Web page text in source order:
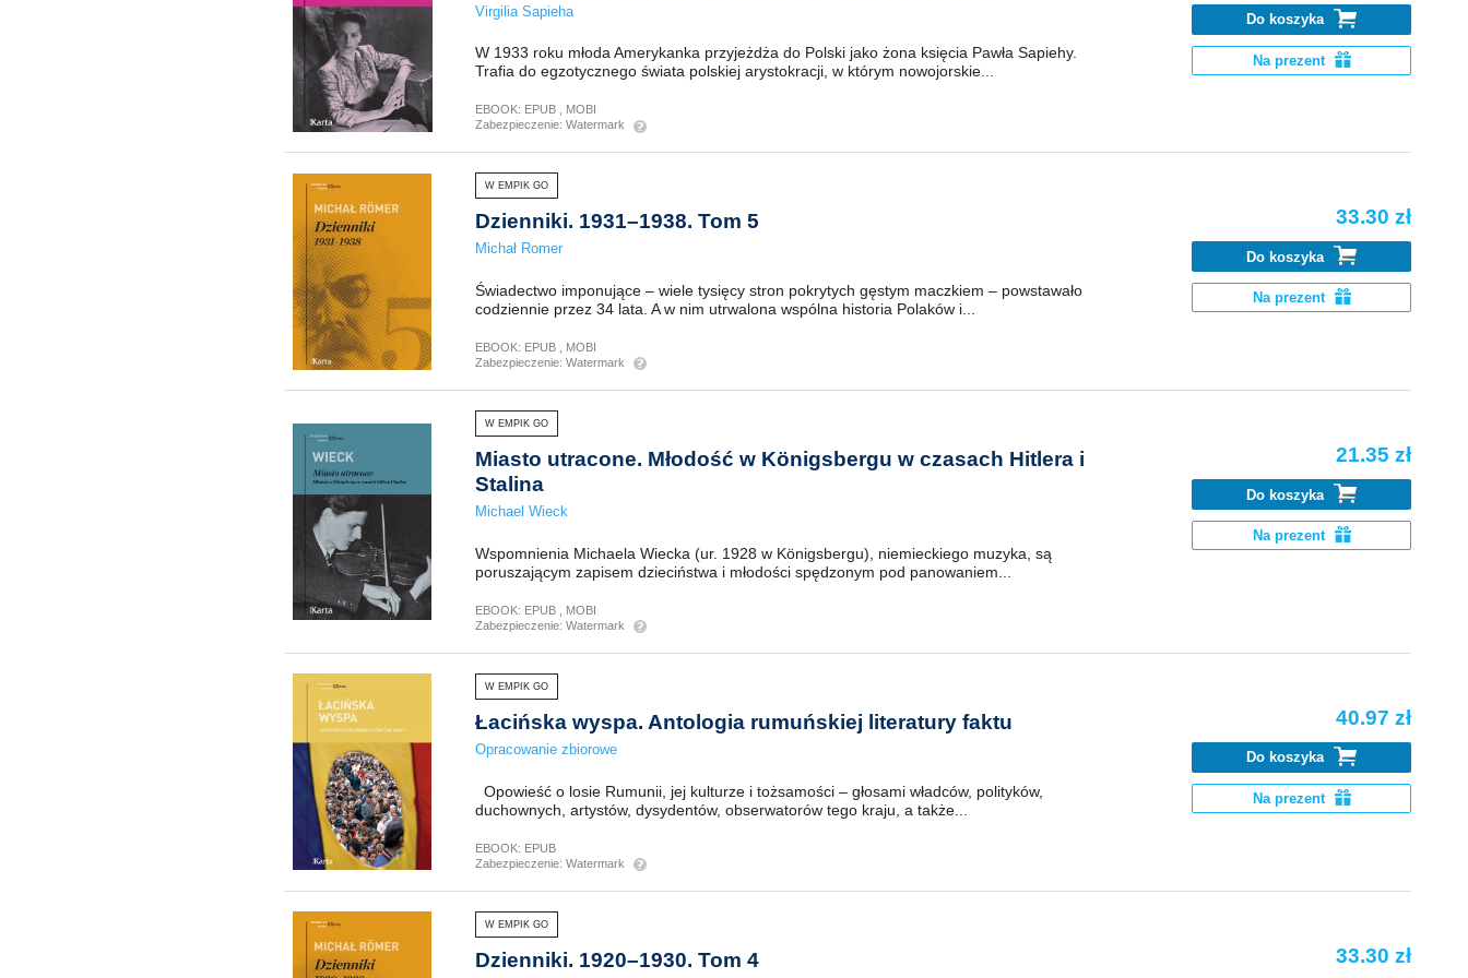
Virgilia Sapieha
W 1933 roku młoda Amerykanka przyjeżdża do Polski jako żona księcia Pawła Sapiehy.
Trafia do egzotycznego świata polskiej arystokracji, w którym nowojorskie...
EBOOK: EPUB
MOBI
Zabezpieczenie: Watermark
Do koszyka
Na prezent
W EMPIK GO
Dzienniki. 1931–1938. Tom 5
Michał Romer
Świadectwo imponujące – wiele tysięcy stron pokrytych gęstym maczkiem – powstawało
codziennie przez 34 lata. A w nim utrwalona wspólna historia Polaków i...
EBOOK: EPUB
MOBI
Zabezpieczenie: Watermark
33.30 zł
Do koszyka
Na prezent
W EMPIK GO
Miasto utracone. Młodość w Königsbergu w czasach Hitlera i
Stalina
Michael Wieck
Wspomnienia Michaela Wiecka (ur. 1928 w Königsbergu), niemieckiego muzyka, są
poruszającym zapisem dzieciństwa i młodości spędzonym pod panowaniem...
EBOOK: EPUB
MOBI
Zabezpieczenie: Watermark
21.35 zł
Do koszyka
Na prezent
W EMPIK GO
Łacińska wyspa. Antologia rumuńskiej literatury faktu
Opracowanie zbiorowe
Opowieść o losie Rumunii, jej kulturze i tożsamości – głosami władców, polityków,
duchownych, artystów, dysydentów, obserwatorów tego kraju, a także...
EBOOK: EPUB
Zabezpieczenie: Watermark
40.97 zł
Do koszyka
Na prezent
W EMPIK GO
Dzienniki. 1920–1930. Tom 4 33.30 zł